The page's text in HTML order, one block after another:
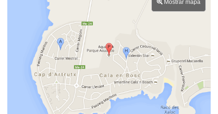
Mostrar mapa